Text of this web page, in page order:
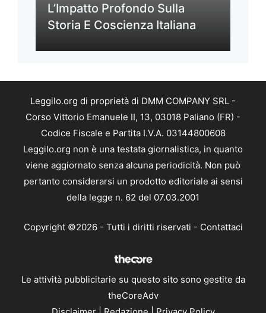
L’Impatto Profondo Sulla
Storia E Coscienza Italiana
Leggilo.org di proprietà di DMM COMPANY SRL -
Corso Vittorio Emanuele II, 13, 03018 Paliano (FR) -
Codice Fiscale e Partita I.V.A. 03144800608
Leggilo.org non è una testata giornalistica, in quanto
viene aggiornato senza alcuna periodicità. Non può
pertanto considerarsi un prodotto editoriale ai sensi
della legge n. 62 del 07.03.2001
Copyright ©2026 - Tutti i diritti riservati - Contattaci
Le attività pubblicitarie su questo sito sono gestite da
theCoreAdv